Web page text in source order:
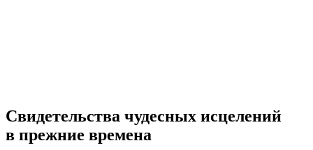
Свидетельства чудесных исцелений
в прежние времена